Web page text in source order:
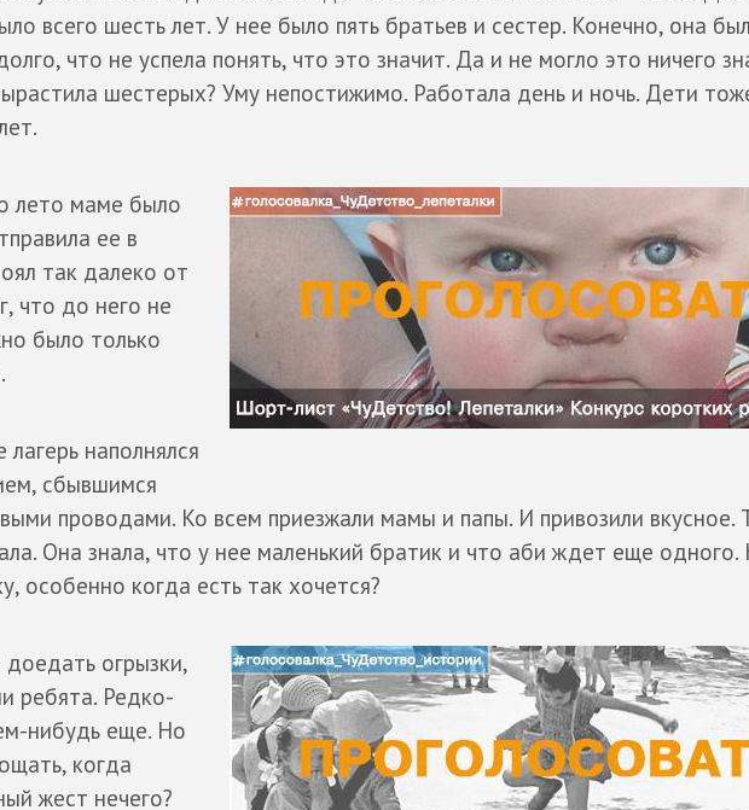
всего шесть лет. У нее было пять братьев и сестер. Конечно, она
что не успела понять, что это значит. Да и не могло это ничего
шестерых? Уму непостижимо. Работала день и ночь. Дети
лето маме было
ее в
так далеко от
что до него не
было только
наполнялся
сбывшимся
проводами. Ко всем приезжали мамы и папы. И привозили вкусное.
Она знала, что у нее маленький братик и что аби ждет еще одного.
особенно когда есть так хочется?
огрызки,
ребята. Редко-
нибудь еще. Но
когда
жест нечего?